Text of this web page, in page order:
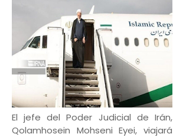
El jefe del Poder Judicial de Irán,
Qolamhosein Mohseni Eyei, viajará